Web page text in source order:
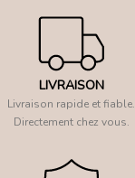
LIVRAISON
Livraison rapide et fiable.
Directement chez vous.